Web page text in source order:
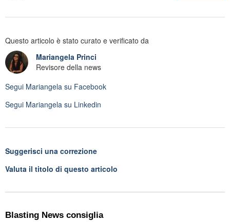
Questo articolo è stato curato e verificato da
Mariangela Princi
Revisore della news
Segui Mariangela su Facebook
Segui Mariangela su Linkedin
Suggerisci una correzione
Valuta il titolo di questo articolo
Blasting News consiglia